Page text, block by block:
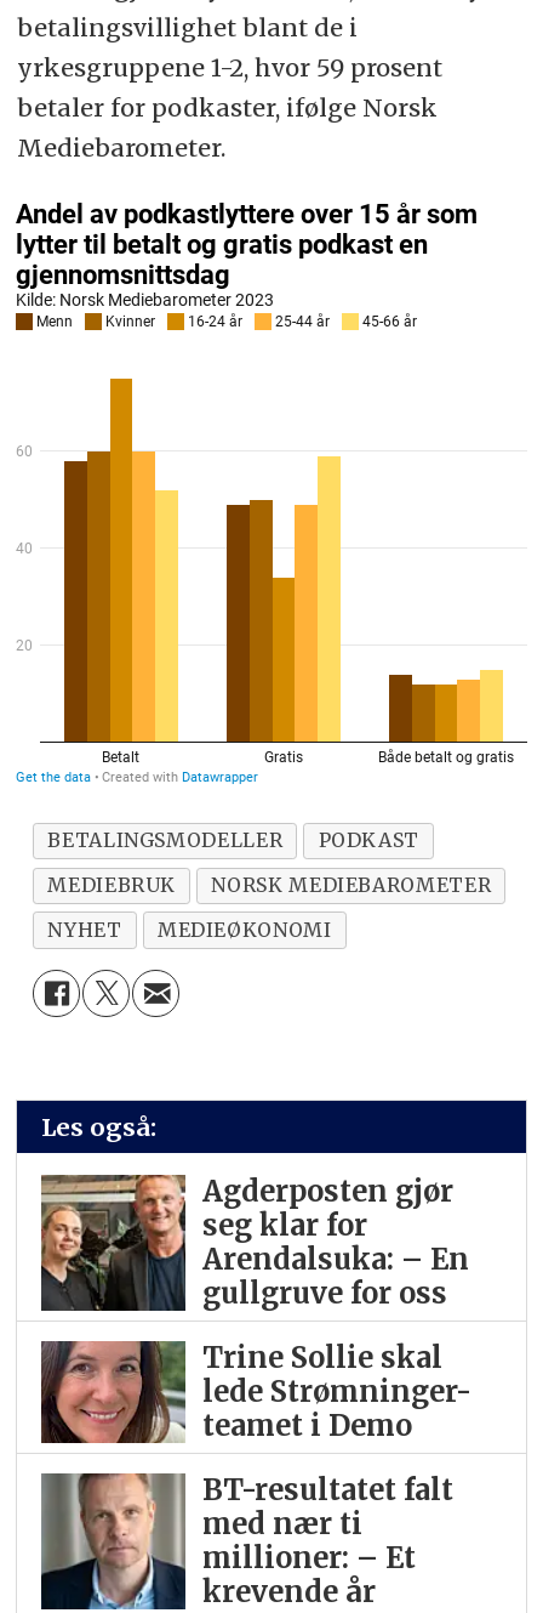
betalingsvillighet blant de i
yrkesgruppene 1-2, hvor 59 prosent
betaler for podkaster, ifølge Norsk
Mediebarometer.
BETALINGSMODELLER
PODKAST
MEDIEBRUK
NORSK MEDIEBAROMETER
NYHET
MEDIEØKONOMI
Les også:
Agderposten gjør
seg klar for
Arendalsuka: – En
gullgruve for oss
Trine Sollie skal
lede Strømninger-
teamet i Demo
BT-resultatet falt
med nær ti
millioner: – Et
krevende år